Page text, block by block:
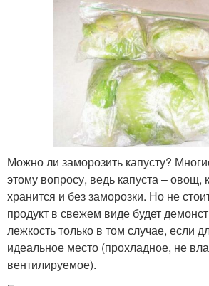
Можно ли заморозить капусту?
этому вопросу, ведь капуста – овощ,
хранится и без заморозки. Но не
продукт в свежем виде будет
лежкость только в том случае, если
идеальное место (прохладное, не
вентилируемое).